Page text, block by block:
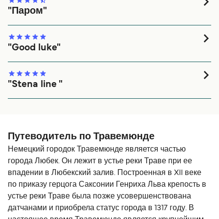
"Паром"
телевидение, поездка обошлась 115 евро с завтраком
и ужином на двоих особ.
"Good luke"
"Stena line "
Путеводитель по Травемюнде
Немецкий городок Травемюнде является частью
города Любек. Он лежит в устье реки Траве при ее
впадении в Любекский залив. Построенная в XII веке
по приказу герцога Саксонии Генриха Льва крепость в
устье реки Траве была позже усовершенствована
датчанами и приобрела статус города в 1317 году. В